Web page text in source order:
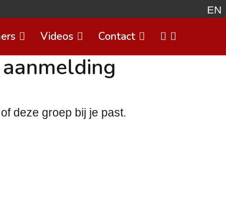
Videos Contact
EN
deze groep bij je past.